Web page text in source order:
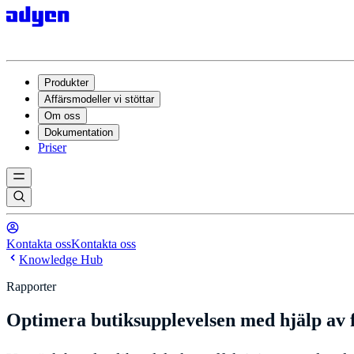
Produkter
Affärsmodeller vi stöttar
Om oss
Dokumentation
Priser
Kontakta ossKontakta oss
Knowledge Hub
Rapporter
Optimera butiksupplevelsen med hjälp av